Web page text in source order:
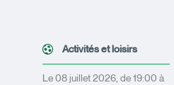
Activités et loisirs
Le 08 juillet 2026, de 19:00 à